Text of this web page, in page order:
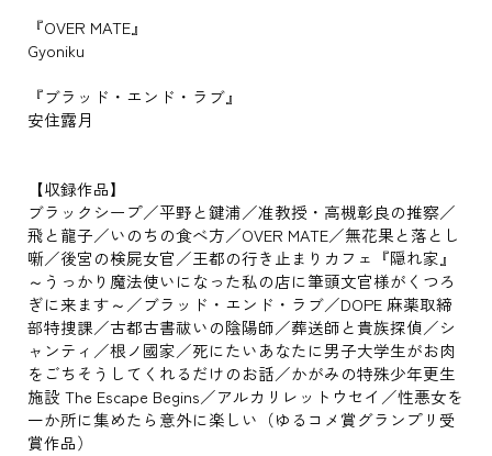
『OVER MATE』
Gyoniku
『ブラッド・エンド・ラブ』
安住露月
【収録作品】
ブラックシープ／平野と鍵浦／准教授・高槻彰良の推察／
飛と龍子／いのちの食べ方／OVER MATE／無花果と落とし
噺／後宮の検屍女官／王都の行き止まりカフェ『隠れ家』
～うっかり魔法使いになった私の店に筆頭文官様がくつろ
ぎに来ます～／ブラッド・エンド・ラブ／DOPE 麻薬取締
部特捜課／古都古書祓いの陰陽師／葬送師と貴族探偵／シ
ャンティ／根ノ國家／死にたいあなたに男子大学生がお肉
をごちそうしてくれるだけのお話／かがみの特殊少年更生
施設 The Escape Begins／アルカリレットウセイ／性悪女を
一か所に集めたら意外に楽しい（ゆるコメ賞グランプリ受
賞作品）